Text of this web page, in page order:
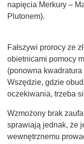
napięcia Merkury –
Plutonem).
Fałszywi prorocy ze
obietnicami pomocy
(ponowna
Wszędzie, gdzie
oczekiwania, trzeba
Wzmożony brak
sprawiają jednak, że
wewnętrznemu